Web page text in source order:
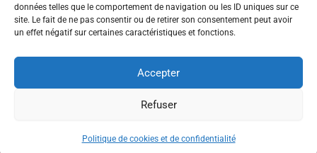
données telles que le comportement de navigation ou les ID uniques sur ce
site. Le fait de ne pas consentir ou de retirer son consentement peut avoir
un effet négatif sur certaines caractéristiques et fonctions.
Accepter
Refuser
Politique de cookies et de confidentialité
S’abonner
Inscrivez-vous avec votre adresse e-mail afin de
recevoir les actualités et les mises à jour